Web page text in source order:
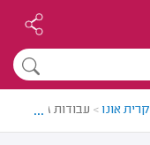
קרית אונו > עבודות גבס
...